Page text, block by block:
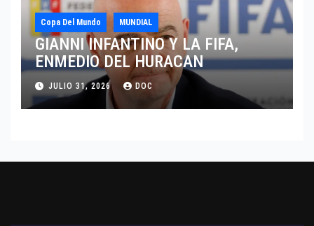
Copa Del Mundo MUNDIAL
GIANNI INFANTINO Y LA FIFA,
ENMEDIO DEL HURACAN
JULIO 31, 2026 DOC